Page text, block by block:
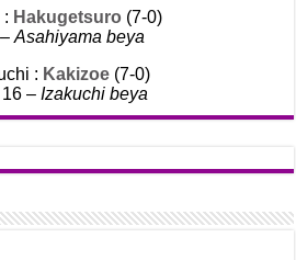
: Hakugetsuro (7-0)
Asahiyama beya
: Kakizoe (7-0)
16 –Izakuchi beya